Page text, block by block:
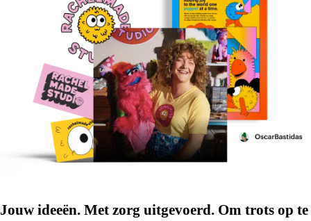
Jouw ideeën. Met zorg uitgevoerd. Om trots op te